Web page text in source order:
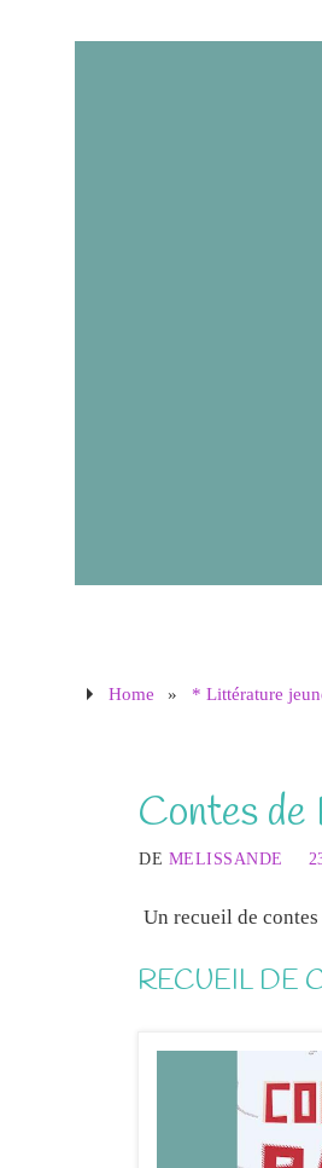
Home » * Littérature
Contes de
DE MELISSANDE
Un recueil de
RECUEIL DE